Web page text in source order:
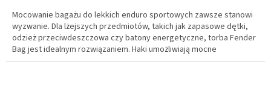
Mocowanie bagażu do lekkich enduro sportowych zawsze stanowi
wyzwanie. Dla lżejszych przedmiotów, takich jak zapasowe dętki,
odzież przeciwdeszczowa czy batony energetyczne, torba Fender
Bag jest idealnym rozwiązaniem. Haki umożliwiają mocne
zaciągnięcie paska, zapewniając pewne połączenie z błotnikiem.